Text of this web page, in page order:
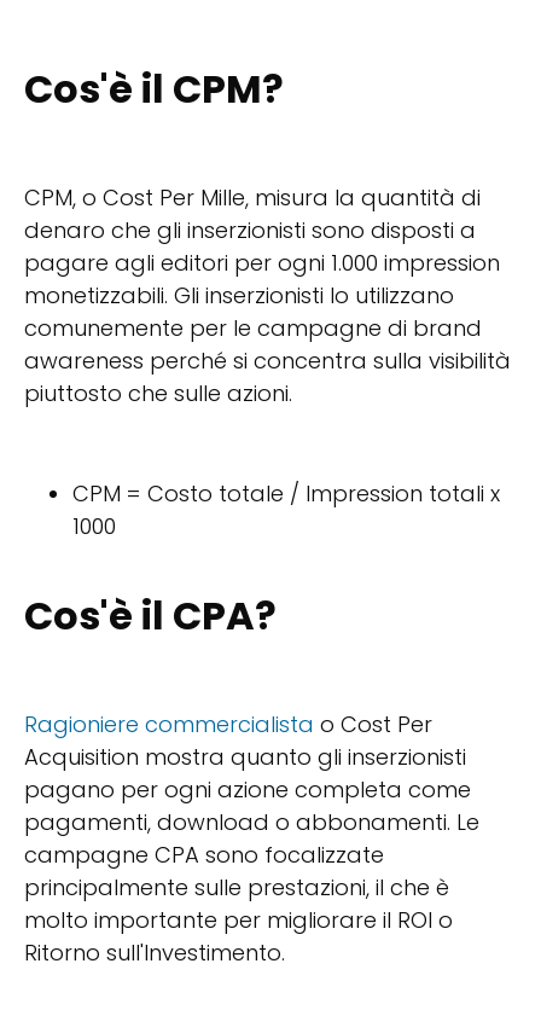
Cos'è il CPM?
CPM, o Cost Per Mille, misura la quantità di
denaro che gli inserzionisti sono disposti a
pagare agli editori per ogni 1.000 impression
monetizzabili. Gli inserzionisti lo utilizzano
comunemente per le campagne di brand
awareness perché si concentra sulla visibilità
piuttosto che sulle azioni.
CPM = Costo totale / Impression totali x
1000
Cos'è il CPA?
Ragioniere commercialista o Cost Per
Acquisition mostra quanto gli inserzionisti
pagano per ogni azione completa come
pagamenti, download o abbonamenti. Le
campagne CPA sono focalizzate
principalmente sulle prestazioni, il che è
molto importante per migliorare il ROI o
Ritorno sull'Investimento.